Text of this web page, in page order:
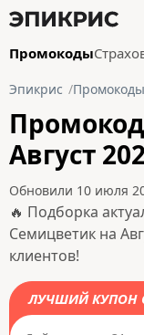
Промокоды
Эпикрис Промокоды
Август
Обновили 10 июля
🔥 Подборка
Семицветик на
клиентов!
ЛУЧШИЙ КУПОН